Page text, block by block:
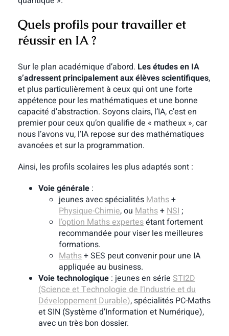
Quels profils pour travailler et
réussir en IA ?
Sur le plan académique d’abord. Les études en IA
s’adressent principalement aux élèves scientifiques,
et plus particulièrement à ceux qui ont une forte
appétence pour les mathématiques et une bonne
capacité d’abstraction. Soyons clairs, l’IA, c’est en
premier pour ceux qu’on qualifie de « matheux », car
nous l’avons vu, l’IA repose sur des mathématiques
avancées et sur la programmation.
Ainsi, les profils scolaires les plus adaptés sont :
Voie générale:
jeunes avec spécialitésMaths+
Physique-Chimie, ou Maths+NSI;
l’option Maths expertesétant fortement
recommandée pour viser les meilleures
formations.
Maths+ SES peut convenir pour une IA
appliquée au business.
Voie technologique: jeunes en série STI2D
(Science et Technologie de l’Industrie et du
Développement Durable), spécialités PC-Maths
et SIN (Système d’Information et Numérique),
avec un très bon dossier.